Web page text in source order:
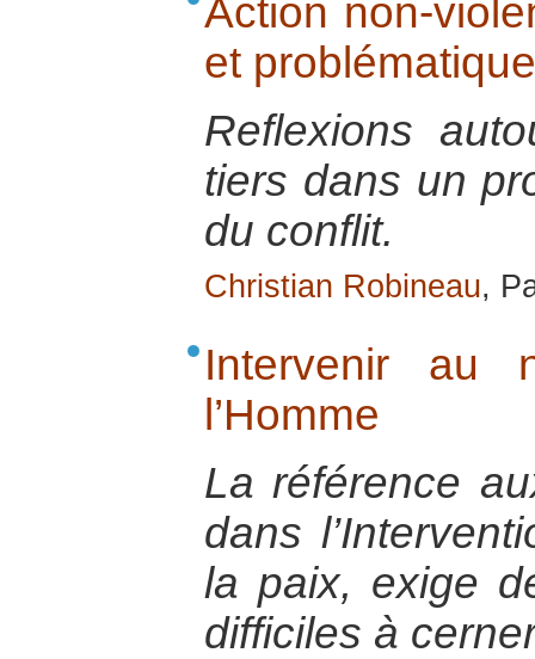
Action non-
et
Reflexions
tiers dans un
du conflit.
Christian Robineau,
Intervenir au
l’Homme
La référence
dans
la paix, exige
difficiles à